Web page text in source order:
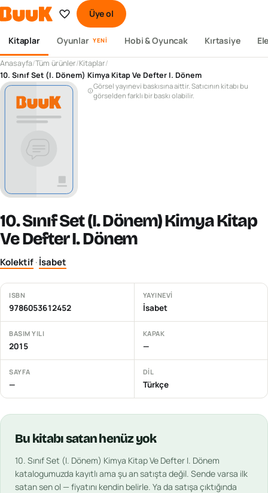
Üye ol
Kitaplar Oyunlar YENI Hobi & Oyuncak Kırtasiye
Anasayfa/Tüm ürünler/Kitaplar/
10. Sınıf Set (I. Dönem) Kimya Kitap Ve Defter I. Dönem
Görsel yayınevi baskısına aittir. Satıcının kitabı bu
görselden farklı bir baskı olabilir.
10. Sınıf Set (I. Dönem) Kimya Kitap
Ve Defter I. Dönem
Kolektif·İsabet
ISBN
9786053612452
YAYINEVI
İsabet
BASIM YILI
2015
KAPAK
—
SAYFA
—
DIL
Türkçe
Bu kitabısatan henüz yok
10. Sınıf Set (I. Dönem) Kimya Kitap Ve Defter I. Dönem
katalogumuzda kayıtlı ama şu an satışta değil. Sende varsa ilk
satan sen ol — fiyatını kendin belirle. Ya da satışa çıktığında